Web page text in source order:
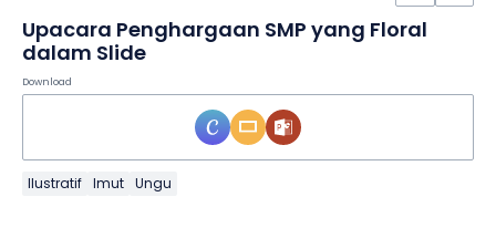
Upacara Penghargaan SMP yang Floral
dalam Slide
Download
Ilustratif Imut Ungu